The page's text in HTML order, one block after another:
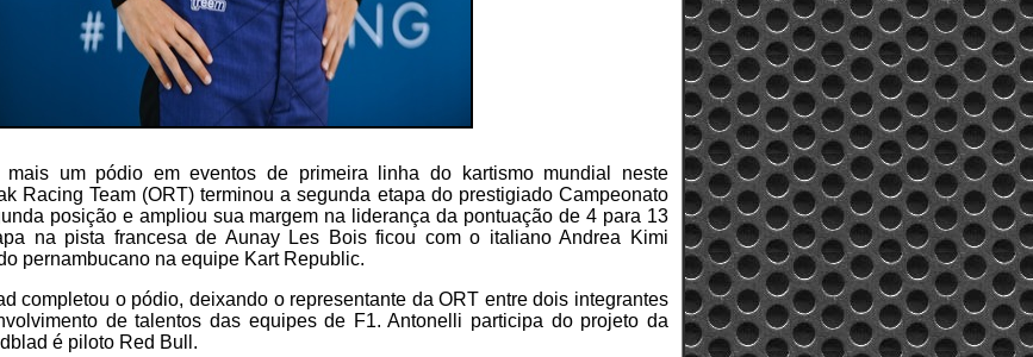
mais um pódio em eventos de primeira linha do kartismo mundial neste
Racing Team (ORT) terminou a segunda etapa do prestigiado Campeonato
posição e ampliou sua margem na liderança da pontuação de 4 para 13
na pista francesa de Aunay Les Bois ficou com o italiano Andrea Kimi
pernambucano na equipe Kart Republic.
completou o pódio, deixando o representante da ORT entre dois integrantes
de talentos das equipes de F1. Antonelli participa do projeto da
é piloto Red Bull.